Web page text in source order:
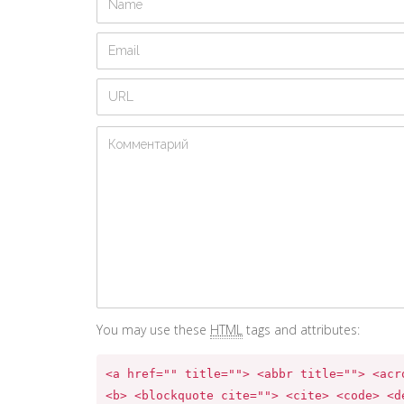
You may use these HTML tags and attributes:
<a href="" title=""> <abbr title="">
<b> <blockquote cite=""> <cite> <code>